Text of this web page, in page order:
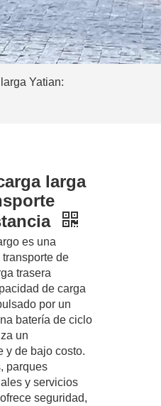
Yatian:
larga
es una
de
trasera
de carga
por un
batería de ciclo
un
y de bajo costo.
parques
y servicios
seguridad,